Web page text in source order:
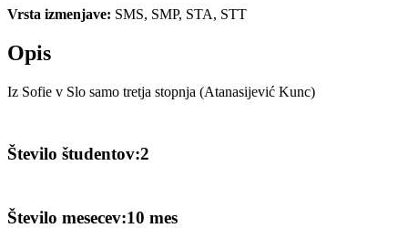
Vrsta izmenjave: SMS, SMP, STA, STT
Opis
Iz Sofie v Slo samo tretja stopnja (Atanasijević Kunc)
Število študentov:2
Število mesecev:10 mes